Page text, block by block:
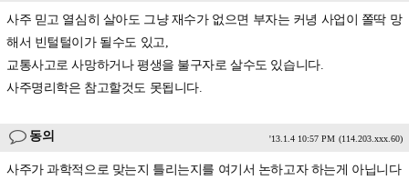
사주 믿고 열심히 살아도 그냥 재수가 없으면 부자는 커녕 사업이 쫄딱 망
해서 빈털털이가 될수도 있고,
교통사고로 사망하거나 평생을 불구자로 살수도 있습니다.
사주명리학은 참고할것도 못됩니다.
동의 '13.1.4 10:57 PM (114.203.xxx.60)
사주가 과학적으로 맞는지 틀리는지를 여기서 논하고자 하는게 아닙니다